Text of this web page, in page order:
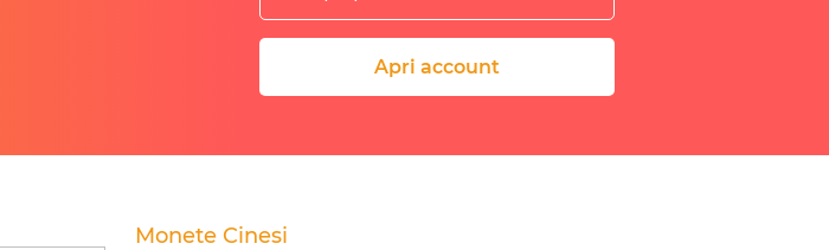
Apri account
Monete Cinesi